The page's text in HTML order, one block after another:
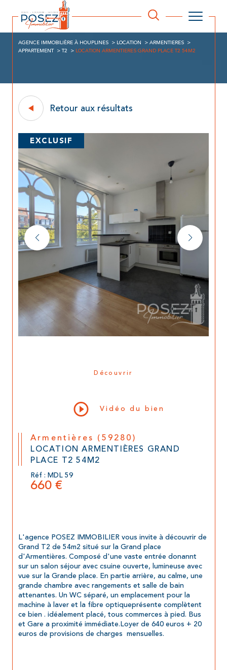
AGENCE IMMOBILIÈRE À HOUPLINES LOCATION
ARMENTIERES
APPARTEMENT
T2 LOCATION ARMENTIERES GRAND PLACE T2 54M2
Retour aux résultats
EXCLUSIF
Découvrir
Vidéo du bien
Armentières (59280)
LOCATION ARMENTIÈRES GRAND
PLACE T2 54M2
Réf : MDL 59
660 €
L'agence POSEZ IMMOBILIER vous invite à découvrir de
Grand T2 de 54m2 situé sur la Grand place
d'Armentières. Composé d'une vaste entrée donannt
sur un salon séjour avec csuine ouverte, lumineuse avec
vue sur la Grande place. En partie arrière, au calme, une
grande chambre avec rangements et salle de bain
attenantes. Un WC séparé, un emplacement pour la
machine à laver et la fibre optiqueprésente complètent
ce bien . idéalement placé, tous commerces à pied. Bus
et Gare a proximité immédiate.Loyer de 640 euros + 20
euros de provisions de charges  mensuelles.